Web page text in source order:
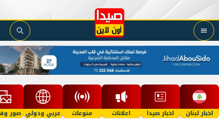
اخبار لبنان اخبار صيدا اعلانات منوعات عربي ودولي صور